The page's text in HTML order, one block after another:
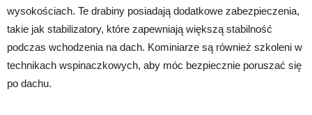
wysokościach. Te drabiny posiadają dodatkowe zabezpieczenia,
takie jak stabilizatory, które zapewniają większą stabilność
podczas wchodzenia na dach. Kominiarze są również szkoleni w
technikach wspinaczkowych, aby móc bezpiecznie poruszać się
po dachu.